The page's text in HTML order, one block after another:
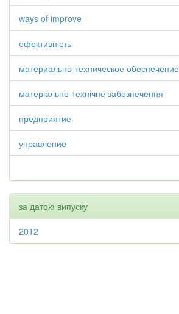
ways of improve
ефективність
материально-техническое обеспечение
матеріально-технічне забезпечення
предприятие
управление
за датою випуску
2012